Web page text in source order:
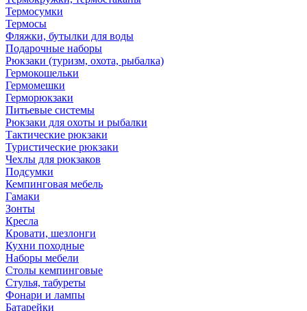
Термосумки
Термосы
Фляжки, бутылки для воды
Подарочные наборы
Рюкзаки (туризм, охота, рыбалка)
Гермокошельки
Гермомешки
Герморюкзаки
Питьевые системы
Рюкзаки для охоты и рыбалки
Тактические рюкзаки
Туристические рюкзаки
Чехлы для рюкзаков
Подсумки
Кемпинговая мебель
Гамаки
Зонты
Кресла
Кровати, шезлонги
Кухни походные
Наборы мебели
Столы кемпинговые
Стулья, табуреты
Фонари и лампы
Батарейки